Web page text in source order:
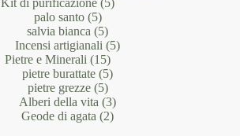
Kit di purificazione 5
palo santo 55
prodotti
salvia bianca 55
prodotti
Incensi artigianali 55
Pietre e Minerali 1515
prodotti
pietre burattate 55
pietre grezze 55
prodotti
Alberi della vita 33
prodotti
Geode di agata 22